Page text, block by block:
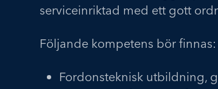
serviceinriktad med ett gott
Följande kompetens bör finnas:
Fordonsteknisk utbildning,